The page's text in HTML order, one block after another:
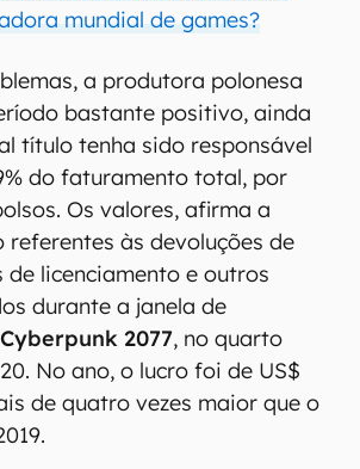
mundial de games?
a produtora polonesa
bastante positivo, ainda
título tenha sido responsável
do faturamento total, por
Os valores, afirma a
referentes às devoluções de
de licenciamento e outros
durante a janela de
Cyberpunk 2077, no quarto
No ano, o lucro foi de US$
de quatro vezes maior que o